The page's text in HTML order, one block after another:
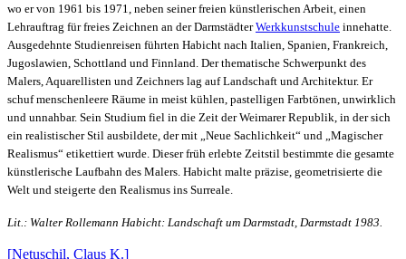
wo er von 1961 bis 1971, neben seiner freien künstlerischen Arbeit, einen
Lehrauftrag für freies Zeichnen an der DarmstädterWerkkunstschule innehatte.
Ausgedehnte Studienreisen führten Habicht nach Italien, Spanien, Frankreich,
Jugoslawien, Schottland und Finnland. Der thematische Schwerpunkt des
Malers, Aquarellisten und Zeichners lag auf Landschaft und Architektur. Er
schuf menschenleere Räume in meist kühlen, pastelligen Farbtönen, unwirklich
und unnahbar. Sein Studium fiel in die Zeit der Weimarer Republik, in der sich
ein realistischer Stil ausbildete, der mit „Neue Sachlichkeit“ und „Magischer
Realismus“ etikettiert wurde. Dieser früh erlebte Zeitstil bestimmte die gesamte
künstlerische Laufbahn des Malers. Habicht malte präzise, geometrisierte die
Welt und steigerte den Realismus ins Surreale.
Lit.: Walter Rollemann Habicht: Landschaft um Darmstadt, Darmstadt 1983.
[Netuschil, Claus K.]